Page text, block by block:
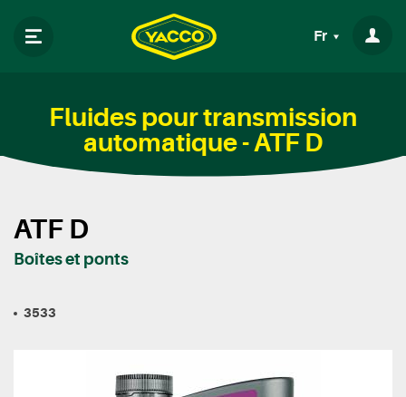
Fr
Fluides pour transmission
automatique - ATF D
ATF D
Boîtes et ponts
3533